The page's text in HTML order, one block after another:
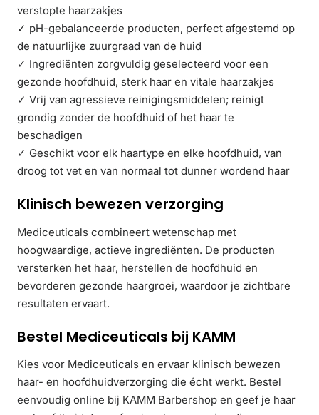
verstopte haarzakjes
✓ pH-gebalanceerde producten, perfect afgestemd op
de natuurlijke zuurgraad van de huid
✓ Ingrediënten zorgvuldig geselecteerd voor een
gezonde hoofdhuid, sterk haar en vitale haarzakjes
✓ Vrij van agressieve reinigingsmiddelen; reinigt
grondig zonder de hoofdhuid of het haar te
beschadigen
✓ Geschikt voor elk haartype en elke hoofdhuid, van
droog tot vet en van normaal tot dunner wordend haar
Klinisch bewezen verzorging
Mediceuticals combineert wetenschap met
hoogwaardige, actieve ingrediënten. De producten
versterken het haar, herstellen de hoofdhuid en
bevorderen gezonde haargroei, waardoor je zichtbare
resultaten ervaart.
Bestel Mediceuticals bij KAMM
Kies voor Mediceuticals en ervaar klinisch bewezen
haar- en hoofdhuidverzorging die écht werkt. Bestel
eenvoudig online bij KAMM Barbershop en geef je haar